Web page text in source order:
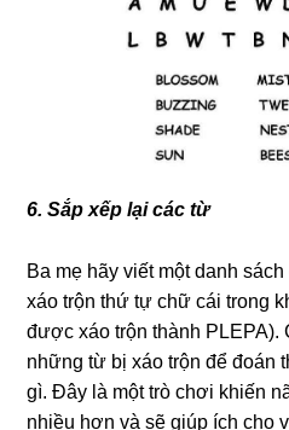
6. Sắp xếp lại các từ
Ba mẹ hãy viết một danh
xáo trộn thứ tự chữ cái trong
được xáo trộn thành PLEPA).
những từ bị xáo trộn để đoán
gì. Đây là một trò chơi khiến
nhiều hơn và sẽ giúp ích cho